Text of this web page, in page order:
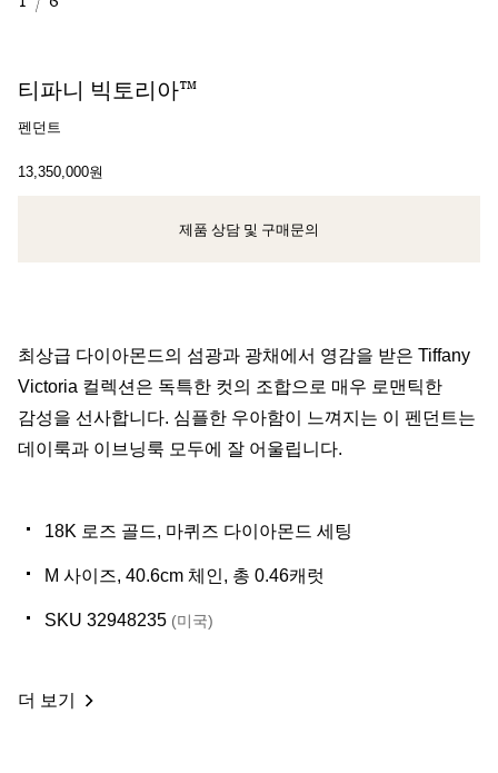
티파니 빅토리아™
펜던트
13,350,000원
클라이언트 어드바이저에게 문의하거나 예약하세요
제품 상담 및 구매문의
최상급 다이아몬드의 섬광과 광채에서 영감을 받은 Tiffany
Victoria 컬렉션은 독특한 컷의 조합으로 매우 로맨틱한
감성을 선사합니다. 심플한 우아함이 느껴지는 이 펜던트는
데이룩과 이브닝룩 모두에 잘 어울립니다.
18K 로즈 골드, 마퀴즈 다이아몬드 세팅
M 사이즈, 40.6cm 체인, 총 0.46캐럿
SKU 32948235 (미국)
더 보기